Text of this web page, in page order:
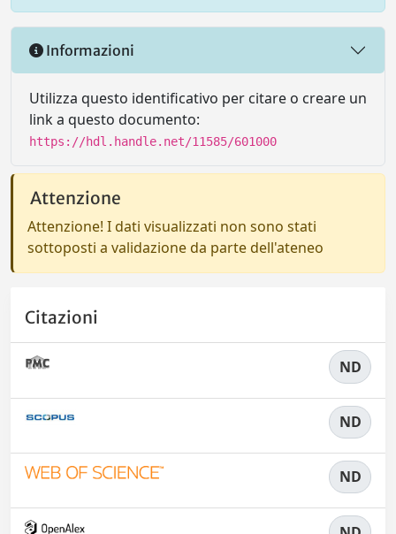
Informazioni
Utilizza questo identificativo per citare o creare un
link a questo documento:
https://hdl.handle.net/11585/601000
Attenzione
Attenzione! I dati visualizzati non sono stati
sottoposti a validazione da parte dell'ateneo
Citazioni
ND
ND
ND